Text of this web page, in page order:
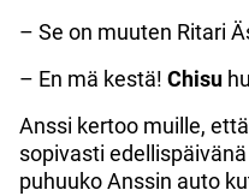
– Se on muuten Ritari
– En mä kestä! Chisu
Anssi kertoo muille,
sopivasti edellispäivänä
puhuuko Anssin auto